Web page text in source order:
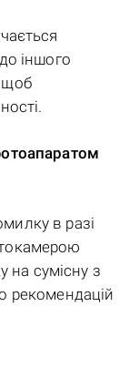
іншого
щоб
в разі
на сумісну з
рекомендацій